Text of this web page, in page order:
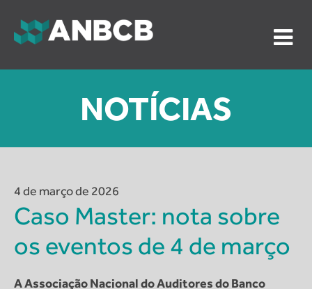
content
NOTÍCIAS
4 de março de 2026
Caso Master: nota sobre
os eventos de 4 de março
A Associação Nacional do Auditores do Banco